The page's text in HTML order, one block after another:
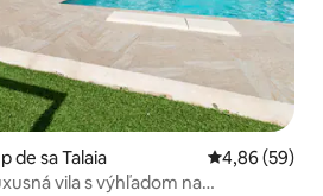
de sa Talaia Priemerné
4,86 (59)
vila s výhľadom na